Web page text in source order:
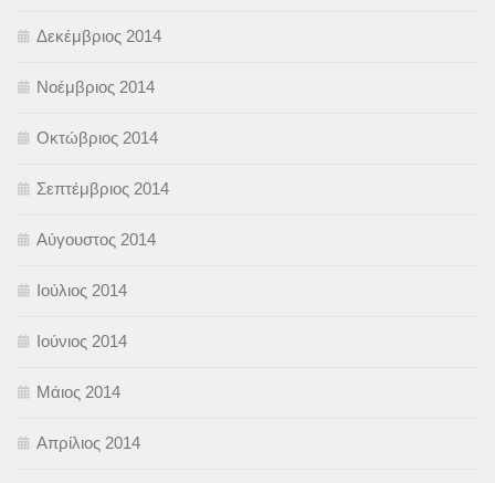
Δεκέμβριος 2014
Νοέμβριος 2014
Οκτώβριος 2014
Σεπτέμβριος 2014
Αύγουστος 2014
Ιούλιος 2014
Ιούνιος 2014
Μάιος 2014
Απρίλιος 2014